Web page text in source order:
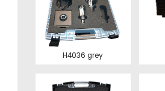
H4036 grey